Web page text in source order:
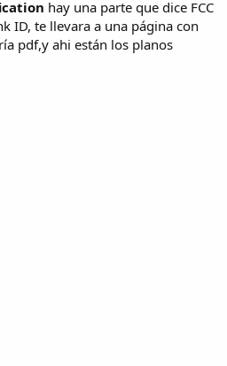
hay una parte que dice FCC
ID, te llevara a una página con
pdf,y ahi están los planos